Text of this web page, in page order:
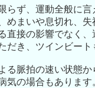
らず、運動全般に
めまいや息切れ、
直接の影響でなく
だき、ツインビー
る脈拍の速い状態
気の場合もあります